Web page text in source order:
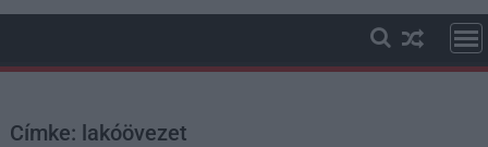
Címke: lakóövezet